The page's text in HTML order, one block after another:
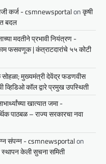
कर्ज - csmnewsportalonकृषी
बदल
मदतीने प्रभावी नियंत्रण -
फसवणूक | कंत्राटदारांचे ५५ कोटी
सोहळा; मुख्यमंत्री देवेंद्र फडणवीस
व्हिडिओ कॉल द्वारे प्रमुख उपस्थिती
खात्यात जमा -
पाठबळ – राज्य सरकारचा नवा
संपन्न - csmnewsportalon
स्थापन केली सुचना समिती